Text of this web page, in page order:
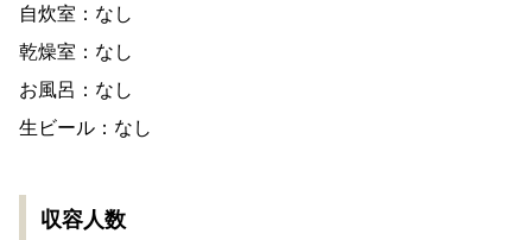
自炊室：なし
乾燥室：なし
お風呂：なし
生ビール：なし
収容人数